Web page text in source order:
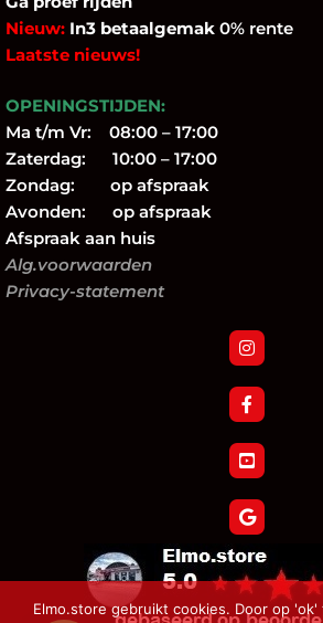
Nieuw: In3 betaalgemak 0% rente
Laatste nieuws!
OPENINGSTIJDEN:
Ma t/m Vr: 08:00 – 17:00
Zaterdag: 10:00 – 17:00
Zondag: op afspraak
Avonden: op afspraak
Afspraak aan huis
Alg.voorwaarden
Privacy-statement
Elmo.store gebruikt cookies. Door op